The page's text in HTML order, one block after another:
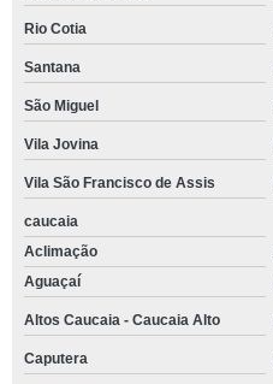
Rio Cotia
Santana
São Miguel
Vila Jovina
Vila São Francisco de Assis
caucaia
Aclimação
Aguaçaí
Altos Caucaia - Caucaia Alto
Caputera